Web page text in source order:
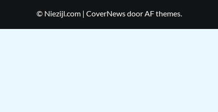
© Niezijl.com | CoverNewsdoor AF themes.